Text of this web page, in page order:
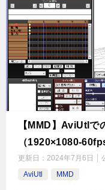
【MMD】AviUtlで
（1920×1080-
更新日： 2024年7月6日
AviUtl
MMD